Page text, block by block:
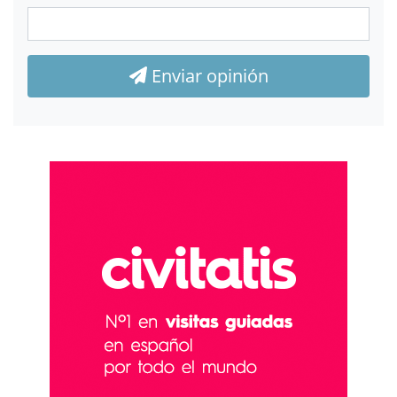
Enviar opinión